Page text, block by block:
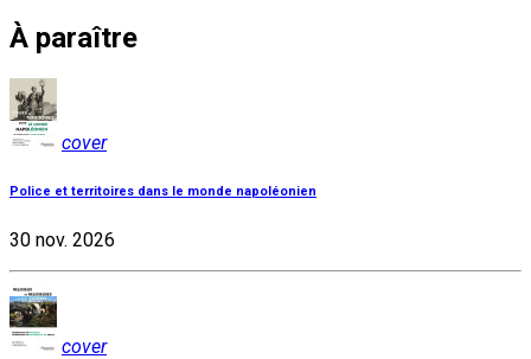
À paraître
cover
Police et territoires dans le monde napoléonien
30 nov. 2026
cover